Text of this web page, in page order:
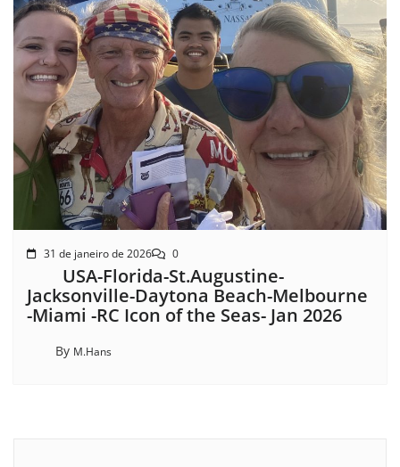
31 de janeiro de 2026 0
USA-Florida-St.Augustine-
Jacksonville-Daytona Beach-Melbourne
-Miami -RC Icon of the Seas- Jan 2026
By M.Hans